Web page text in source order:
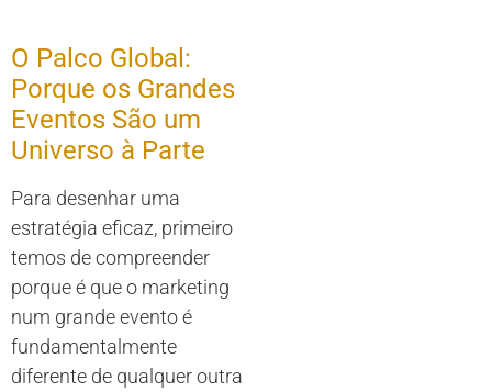
O Palco Global:
Porque os Grandes
Eventos São um
Universo à Parte
Para desenhar uma
estratégia eficaz, primeiro
temos de compreender
porque é que o marketing
num grande evento é
fundamentalmente
diferente de qualquer outra